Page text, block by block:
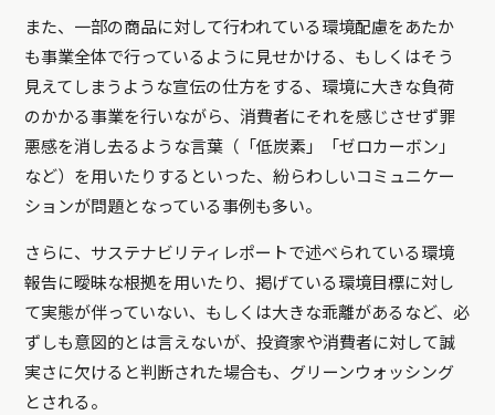
また、一部の商品に対して行われている環境配慮をあたか
も事業全体で行っているように見せかける、もしくはそう
見えてしまうような宣伝の仕方をする、環境に大きな負荷
のかかる事業を行いながら、消費者にそれを感じさせず罪
悪感を消し去るような言葉（「低炭素」「ゼロカーボン」
など）を用いたりするといった、紛らわしいコミュニケー
ションが問題となっている事例も多い。
さらに、サステナビリティレポートで述べられている環境
報告に曖昧な根拠を用いたり、掲げている環境目標に対し
て実態が伴っていない、もしくは大きな乖離があるなど、必
ずしも意図的とは言えないが、投資家や消費者に対して誠
実さに欠けると判断された場合も、グリーンウォッシング
とされる。